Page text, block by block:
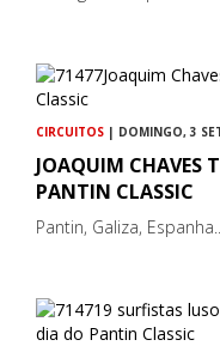
CIRCUITOS | DOMINGO, 3
JOAQUIM CHAVES
PANTIN CLASSIC
Pantin, Galiza,